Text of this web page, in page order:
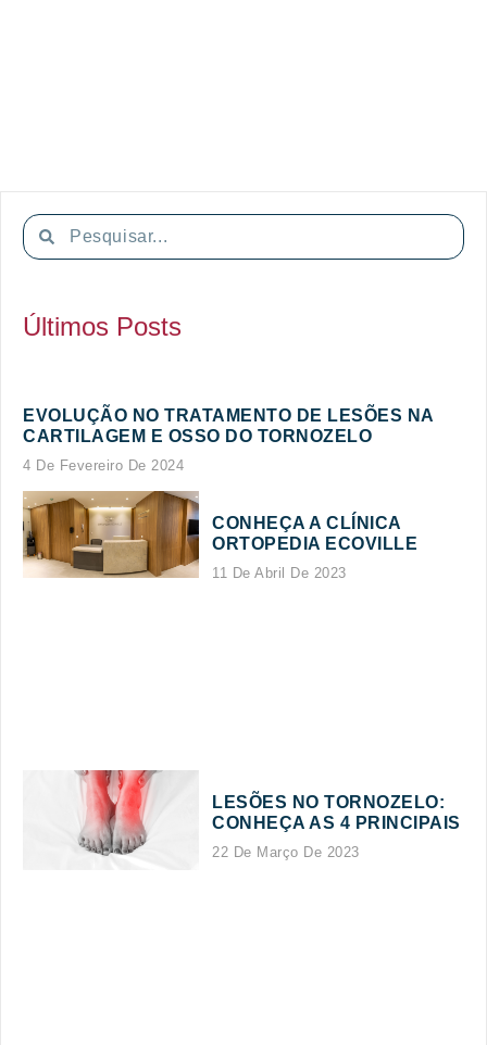
Últimos Posts
EVOLUÇÃO NO TRATAMENTO DE LESÕES NA
CARTILAGEM E OSSO DO TORNOZELO
4 De Fevereiro De 2024
CONHEÇA A CLÍNICA
ORTOPEDIA ECOVILLE
11 De Abril De 2023
LESÕES NO TORNOZELO:
CONHEÇA AS 4 PRINCIPAIS
22 De Março De 2023